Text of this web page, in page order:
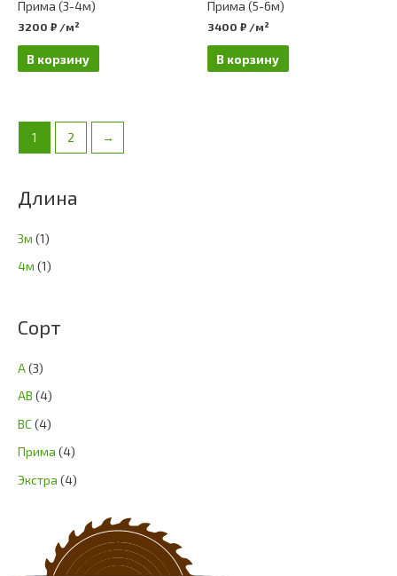
Длина
3м (1)
4м (1)
Сорт
А(3)
АВ (4)
ВС (4)
Прима (4)
Экстра (4)
Прима (3-4м)
3200 ₽ /м²
В корзину
Прима (5-6м)
3400 ₽ /м²
В корзину
1 2 →